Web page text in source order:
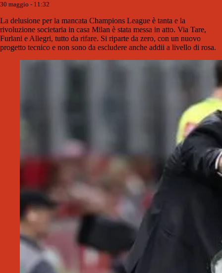
30 maggio - 11:32
La delusione per la mancata Champions League è tanta e la
rivoluzione societaria in casa Milan è stata messa in atto. Via Tare,
Furlani e Allegri, tutto da rifare. Si riparte da zero, con un nuovo
progetto tecnico e non sono da escludere anche addii a livello di rosa.